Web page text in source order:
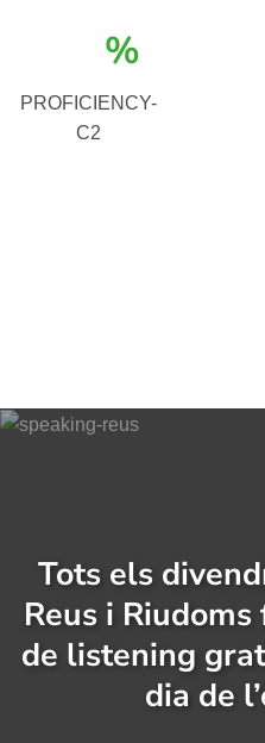
%
PROFICIENCY-
C2
Tots els
Reus i
de listening
dia de